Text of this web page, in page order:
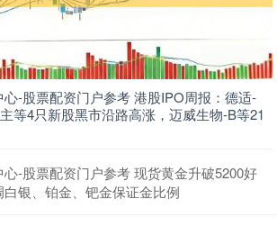
-股票配资门户参考 港股IPO周报：德适-
等4只新股黑市沿路高涨，迈威生物-B等21
-股票配资门户参考 现货黄金升破5200好
银、铂金、钯金保证金比例